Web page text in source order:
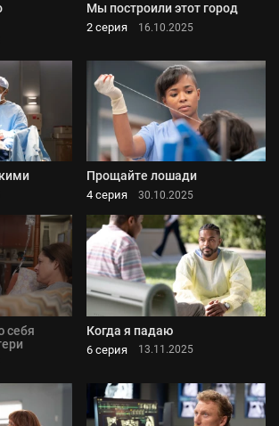
Мы построили этот город
2 серия 16.10.2025
Прощайте лошади
4 серия 30.10.2025
себя
Когда я падаю
6 серия 13.11.2025